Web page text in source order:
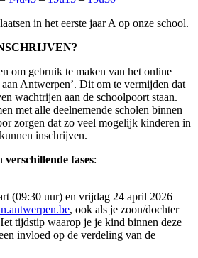
in het eerste jaar A op onze school.
om gebruik te maken van het online
Antwerpen’. Dit om te vermijden dat
wachtrijen aan de schoolpoort staan.
met alle deelnemende scholen binnen
zorgen dat zo veel mogelijk kinderen in
inschrijven.
verschillende fases:
(09:30 uur) en vrijdag 24 april 2026
, ook als je zoon/dochter
tijdstip waarop je je kind binnen deze
invloed op de verdeling van de